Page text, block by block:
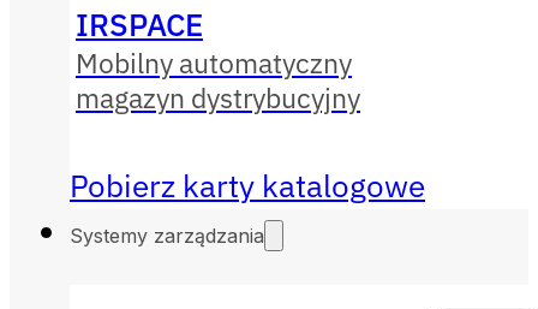
IRSPACE
Mobilny automatyczny
magazyn dystrybucyjny
Pobierz karty katalogowe
Systemy zarządzania